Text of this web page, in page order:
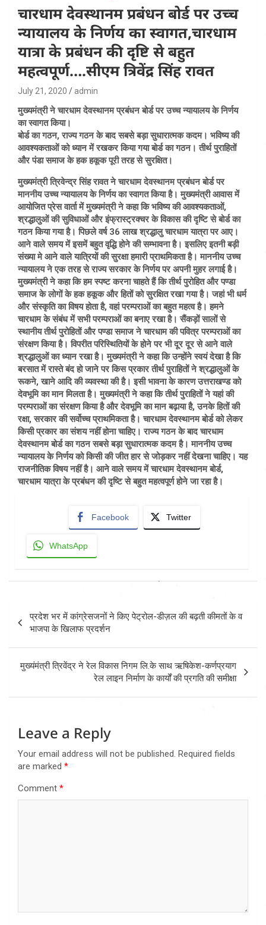
चारधाम देवस्थानम प्रबंधन बोर्ड पर उच्च
न्यायालय के निर्णय का स्वागत,चारधाम
यात्रा के प्रबंधन की दृष्टि से बहुत
महत्वपूर्ण….सीएम त्रिवेंद्र सिंह रावत
July 21, 2020 admin
मुख्यमंत्री ने चारधाम देवस्थानम प्रबंधन बोर्ड पर उच्च न्यायालय के निर्णय
का स्वागत किया।
बोर्ड का गठन, राज्य गठन के बाद सबसे बड़ा सुधारात्मक कदम। भविष्य की
आवश्यकताओं को ध्यान में रखकर किया गया बोर्ड का गठन। तीर्थ पुराहितों
और पंडा समाज के हक हकूक पूरी तरह से सुरक्षित।
मुख्यमंत्री त्रिवेन्द्र सिंह रावत ने चारधाम देवस्थानम प्रबंधन बोर्ड पर
माननीय उच्च न्यायालय के निर्णय का स्वागत किया है। मुख्यमंत्री आवास में
आयोजित प्रेस वार्ता में मुख्यमंत्री ने कहा कि भविष्य की आवश्यकताओं,
श्रद्धालुओं की सुविधाओं और इंफ्रास्ट्रक्चर के विकास की दृष्टि से बोर्ड का
गठन किया गया है। पिछले वर्ष 36 लाख श्रद्धालु चारधाम यात्रा पर आए।
आने वाले समय में इसमें बहुत वृद्धि होने की सम्भावना है। इसलिए इतनी बड़ी
संख्या मे आने वाले यात्रियों की सुरक्षा हमारी प्राथमिकता है। माननीय उच्च
न्यायालय ने एक तरह से राज्य सरकार के निर्णय पर अपनी मुहर लगाई है।
मुख्यमंत्री ने कहा कि हम स्पष्ट करना चाहते हैं कि तीर्थ पुरोहित और पण्डा
समाज के लोगों के हक हकूक और हितों को सुरक्षित रखा गया है। जहां भी धर्म
और संस्कृति का विषय होता है, वहां परम्पराओं का बहुत महत्व है। हमने
चारधाम के संबंध में सभी परम्पराओं का बनाए रखा है। सैंकड़ों सालों से
स्थानीय तीर्थ पुरोहितों और पण्डा समाज ने चारधाम की पवित्र परम्पराओं का
संरक्षण किया है। विपरीत परिस्थितियों के होने पर भी दूर दूर से आने वाले
श्रद्धालुओं का ध्यान रखा है। मुख्यमंत्री ने कहा कि उन्होंने स्वयं देखा है कि
बरसात में रास्ते बंद हो जाने पर किस प्रकार तीर्थ पुराहितों ने श्रद्धालुओं के
रूकने, खाने आदि की व्यवस्था की है। इसी भावना के कारण उत्तराखण्ड को
देवभूमि का मान मिलता है। मुख्यमंत्री ने कहा कि तीर्थ पुराहितों ने यहां की
परम्पराओं का संरक्षण किया है और देवभूमि का मान बढ़ाया है, उनके हितों की
रक्षा, सरकार की सर्वोच्च प्राथमिकता है। चारधाम देवस्थानम बोर्ड को लेकर
किसी प्रकार का संशय नहीं होना चाहिए। राज्य गठन के बाद चारधाम
देवस्थानम बोर्ड का गठन सबसे बड़ा सुधारात्मक कदम है। माननीय उच्च
न्यायालय के निर्णय को किसी की जीत हार से जोड़कर नहीं देखना चाहिए। यह
राजनीतिक विषय नहीं है। आने वाले समय में चारधाम देवस्थानम बोर्ड,
चारधाम यात्रा के प्रबंधन की दृष्टि से बहुत महत्वपूर्ण होने जा रहा है।
Facebook Twitter
WhatsApp
navigation
प्रदेश भर में कांग्रेसजनों ने किए पेट्रोल-डीज़ल की बढ़ती कीमतों के व
भाजपा के खिलाफ प्रदर्शन
मुख्यंमंत्री त्रिवेंद्र ने रेल विकास निगम लि.के साथ ऋषिकेश-कर्णप्रयाग
रेल लाइन निर्माण के कार्यों की प्रगति की समीक्षा
Leave a Reply
Your email address will not be published. Required fields
are marked *
Comment *